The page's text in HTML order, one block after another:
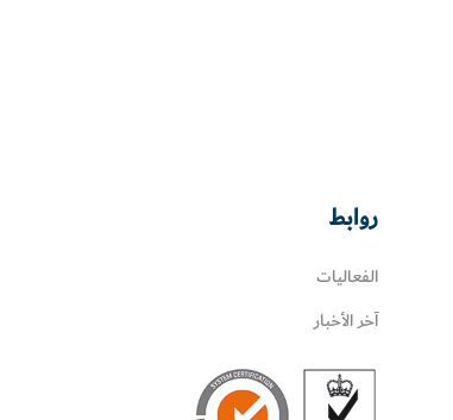
روابط
الفعاليات
آخر الأخبار